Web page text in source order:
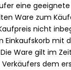
eine
Ware zum
nicht
Einkaufskorb mit
Ware gilt im
dem